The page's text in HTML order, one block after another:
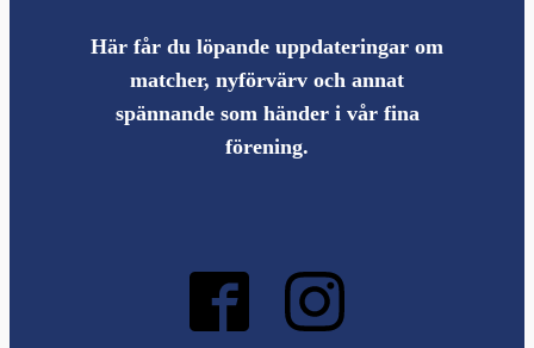
Här får du löpande uppdateringar om
matcher, nyförvärv och annat
spännande som händer i vår fina
förening.